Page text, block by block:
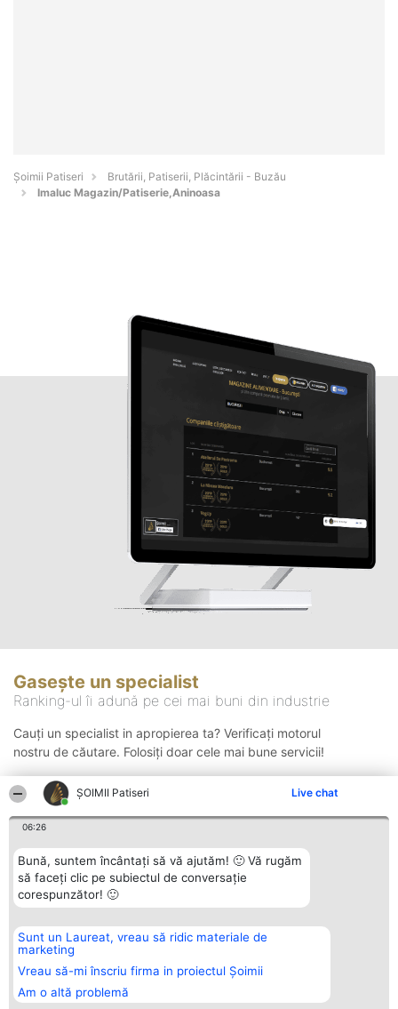
ȘOIMII Patiseri Live chat
06:26
Bună, suntem încântați să vă ajutăm! 🙂 Vă rugăm
să faceți clic pe subiectul de conversație
corespunzător! 🙂
Sunt un Laureat, vreau să ridic materiale de
marketing
Vreau să-mi înscriu firma in proiectul Șoimii
Am o altă problemă
Șoimii Patiseri
Brutării, Patiserii, Plăcintării - Buzău
Imaluc Magazin/Patiserie,Aninoasa
Gasește un specialist
Ranking-ul îi adună pe cei mai buni din industrie
Cauți un specialist in apropierea ta? Verificați motorul
nostru de căutare. Folosiți doar cele mai bune servicii!
Organizator Ranking
BRIGHT SOLUTIONS BR SRL
Aleea Timisul De Sus 2 Bl. A30
Sc. A Et. 4 Ap. 13 Cod 061952
București
CUI 36737675
Plebiscyt
Lista Tuturor
Laureaților
Statut
Contact